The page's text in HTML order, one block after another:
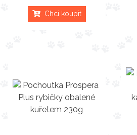
Chci koupit